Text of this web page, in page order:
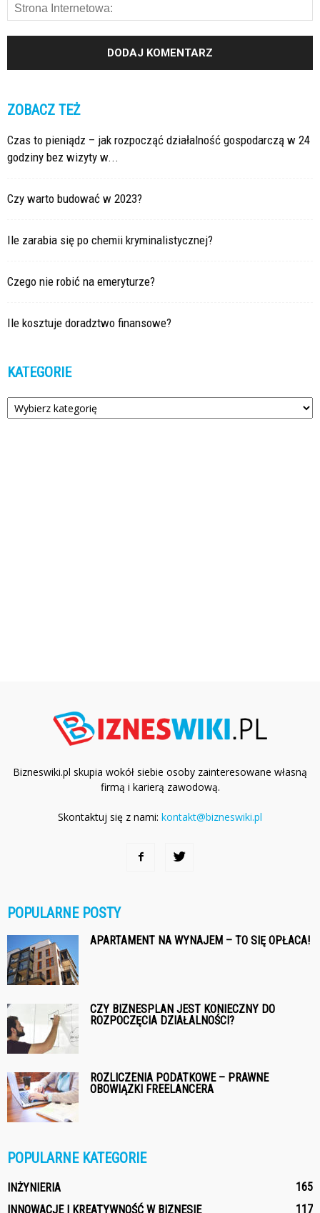
ZOBACZ TEŻ
Czas to pieniądz – jak rozpocząć działalność gospodarczą w 24
godziny bez wizyty w...
Czy warto budować w 2023?
Ile zarabia się po chemii kryminalistycznej?
Czego nie robić na emeryturze?
Ile kosztuje doradztwo finansowe?
KATEGORIE
Kategorie
Bizneswiki.pl skupia wokół siebie osoby zainteresowane własną
firmą i karierą zawodową.
Skontaktuj się z nami: kontakt@bizneswiki.pl
POPULARNE POSTY
APARTAMENT NA WYNAJEM – TO SIĘ OPŁACA!
CZY BIZNESPLAN JEST KONIECZNY DO
ROZPOCZĘCIA DZIAŁALNOŚCI?
ROZLICZENIA PODATKOWE – PRAWNE
OBOWIĄZKI FREELANCERA
POPULARNE KATEGORIE
INŻYNIERIA
165
INNOWACJE I KREATYWNOŚĆ W BIZNESIE
117